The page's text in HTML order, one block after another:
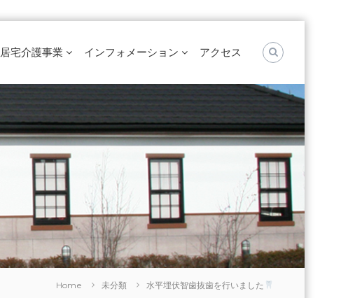
居宅介護事業 インフォメーション アクセス
Home 未分類 水平埋伏智歯抜歯を行いました